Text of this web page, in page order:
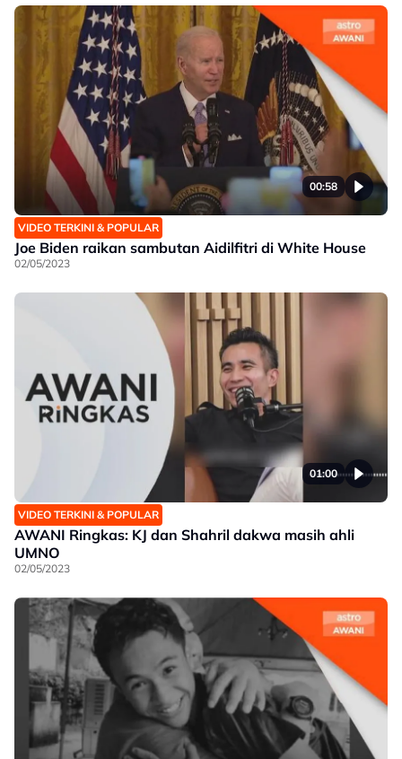
00:58
VIDEO TERKINI & POPULAR
Joe Biden raikan sambutan Aidilfitri di White House
02/05/2023
01:00
VIDEO TERKINI & POPULAR
AWANI Ringkas: KJ dan Shahril dakwa masih ahli
UMNO
02/05/2023